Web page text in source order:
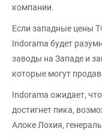
компании.
Если западные цены
Indorama будет
заводы на Западе и
которые могут
Indorama ожидает,
достигнет пика,
Алоке Лохия,